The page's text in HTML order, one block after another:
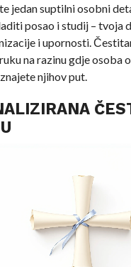
jedan suptilni osobni
posao i studij – tvoja
i upornosti.
na razinu gdje osoba
njihov put.